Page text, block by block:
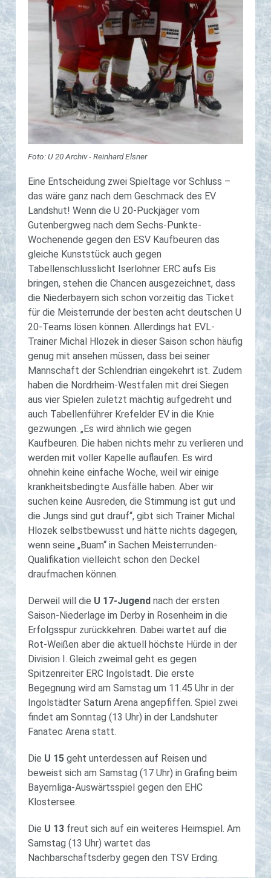
Foto: U 20 Archiv - Reinhard Elsner
Eine Entscheidung zwei Spieltage vor Schluss –
das wäre ganz nach dem Geschmack des EV
Landshut! Wenn die U 20-Puckjäger vom
Gutenbergweg nach dem Sechs-Punkte-
Wochenende gegen den ESV Kaufbeuren das
gleiche Kunststück auch gegen
Tabellenschlusslicht Iserlohner ERC aufs Eis
bringen, stehen die Chancen ausgezeichnet, dass
die Niederbayern sich schon vorzeitig das Ticket
für die Meisterrunde der besten acht deutschen U
20-Teams lösen können. Allerdings hat EVL-
Trainer Michal Hlozek in dieser Saison schon häufig
genug mit ansehen müssen, dass bei seiner
Mannschaft der Schlendrian eingekehrt ist. Zudem
haben die Nordrheim-Westfalen mit drei Siegen
aus vier Spielen zuletzt mächtig aufgedreht und
auch Tabellenführer Krefelder EV in die Knie
gezwungen. „Es wird ähnlich wie gegen
Kaufbeuren. Die haben nichts mehr zu verlieren und
werden mit voller Kapelle auflaufen. Es wird
ohnehin keine einfache Woche, weil wir einige
krankheitsbedingte Ausfälle haben. Aber wir
suchen keine Ausreden, die Stimmung ist gut und
die Jungs sind gut drauf“, gibt sich Trainer Michal
Hlozek selbstbewusst und hätte nichts dagegen,
wenn seine „Buam“ in Sachen Meisterrunden-
Qualifikation vielleicht schon den Deckel
draufmachen können.
Derweil will die U 17-Jugend nach der ersten
Saison-Niederlage im Derby in Rosenheim in die
Erfolgsspur zurückkehren. Dabei wartet auf die
Rot-Weißen aber die aktuell höchste Hürde in der
Division I. Gleich zweimal geht es gegen
Spitzenreiter ERC Ingolstadt. Die erste
Begegnung wird am Samstag um 11.45 Uhr in der
Ingolstädter Saturn Arena angepfiffen. Spiel zwei
findet am Sonntag (13 Uhr) in der Landshuter
Fanatec Arena statt.
Die U 15 geht unterdessen auf Reisen und
beweist sich am Samstag (17 Uhr) in Grafing beim
Bayernliga-Auswärtsspiel gegen den EHC
Klostersee.
Die U 13 freut sich auf ein weiteres Heimspiel. Am
Samstag (13 Uhr) wartet das
Nachbarschaftsderby gegen den TSV Erding.